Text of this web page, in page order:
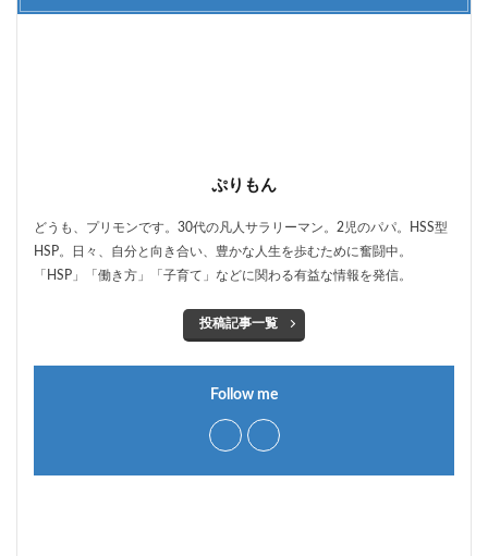
ぷりもん
どうも、プリモンです。30代の凡人サラリーマン。2児のパパ。HSS型
HSP。日々、自分と向き合い、豊かな人生を歩むために奮闘中。
「HSP」「働き方」「子育て」などに関わる有益な情報を発信。
投稿記事一覧
Follow me